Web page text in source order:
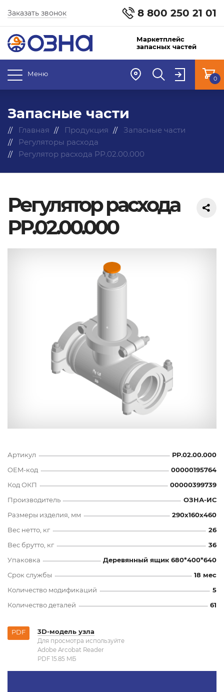
8 800 250 21 01
Заказать звонок
Маркетплейс
запасных частей
Меню
0
Запасные части
Главная Продукция
Запасные части
Регуляторы расхода
Регулятор расхода РР.02.00.000
Регулятор расхода
РР.02.00.000
Артикул
РР.02.00.000
OEM-код
00000195764
Код ОКП
00000399739
Производитель
ОЗНА-ИС
Размеры изделия, мм
290x160x460
Вес нетто, кг
26
Вес брутто, кг
36
Упаковка
Деревянный ящик 680*400*640
Срок службы
18 мес
Количество модификаций
5
Количество деталей
61
PDF 3D-модель узла
Для просмотра используйте
Adobe Arcobat Reader
PDF 15.85 MБ